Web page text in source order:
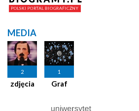
MEDIA
2
zdjęcia
1
Graf